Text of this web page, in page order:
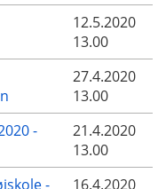
12.5.2020
13.00
27.4.2020
13.00
-
21.4.2020
13.00
-
16.4.2020